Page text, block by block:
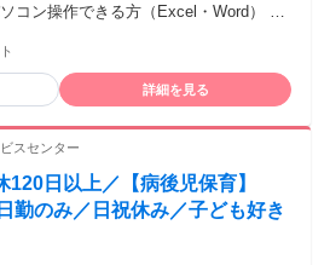
コン操作できる方（Excel・Word） ◇
詳細を見る
スセンター
日以上／【病後児保育】
勤のみ／日祝休み／子ども好き